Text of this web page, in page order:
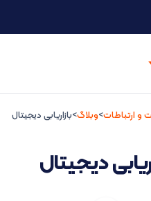
و ارتباطات>وبلاگ>بازاریابی دیجیتال
دیجیتال